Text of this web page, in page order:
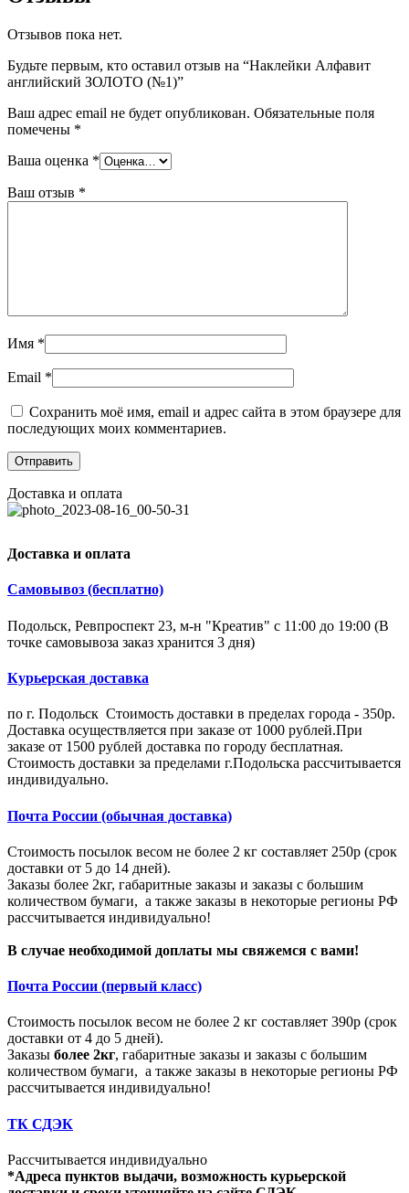
Отзывов пока нет.
Будьте первым, кто оставил отзыв на “Наклейки Алфавит
английский ЗОЛОТО (№1)”
Ваш адрес email не будет опубликован. Обязательные поля
помечены *
Ваша оценка *
Ваш отзыв *
Имя *
Email *
Сохранить моё имя, email и адрес сайта в этом браузере для
последующих моих комментариев.
Доставка и оплата
Доставка и оплата
Самовывоз (бесплатно)
Подольск, Ревпроспект 23, м-н "Креатив" с 11:00 до 19:00 (В
точке самовывоза заказ хранится 3 дня)
Курьерская доставка
по г. Подольск Стоимость доставки в пределах города - 350р.
Доставка осуществляется при заказе от 1000 рублей.При
заказе от 1500 рублей доставка по городу бесплатная.
Стоимость доставки за пределами г.Подольска рассчитывается
индивидуально.
Почта России (обычная доставка)
Стоимость посылок весом не более 2 кг составляет 250р (срок
доставки от 5 до 14 дней).
Заказы более 2кг, габаритные заказы и заказы с большим
количеством бумаги, а также заказы в некоторые регионы РФ
рассчитывается индивидуально!
В случае необходимой доплаты мы свяжемся с вами!
Почта России (первый класс)
Стоимость посылок весом не более 2 кг составляет 390р (срок
доставки от 4 до 5 дней).
Заказы более 2кг, габаритные заказы и заказы с большим
количеством бумаги, а также заказы в некоторые регионы РФ
рассчитывается индивидуально!
ТК СДЭК
Рассчитывается индивидуально
*Адреса пунктов выдачи, возможность курьерской